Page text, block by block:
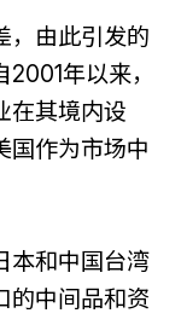
，由此引发的
年以来，
在其境内设
国作为市场中
本和中国台湾
的中间品和资